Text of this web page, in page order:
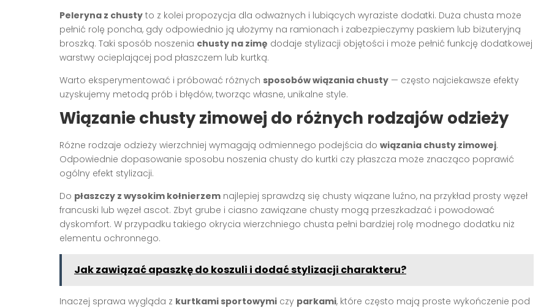
Peleryna z chusty to z kolei propozycja dla odważnych i lubiących wyraziste dodatki. Duża chusta może
pełnić rolę poncha, gdy odpowiednio ją ułożymy na ramionach i zabezpieczymy paskiem lub biżuteryjną
broszką. Taki sposób noszenia chusty na zimę dodaje stylizacji objętości i może pełnić funkcję dodatkowej
warstwy ocieplającej pod płaszczem lub kurtką.
Warto eksperymentować i próbować różnych sposobów wiązania chusty — często najciekawsze efekty
uzyskujemy metodą prób i błędów, tworząc własne, unikalne style.
Wiązanie chusty zimowej do różnych rodzajów odzieży
Różne rodzaje odzieży wierzchniej wymagają odmiennego podejścia do wiązania chusty zimowej.
Odpowiednie dopasowanie sposobu noszenia chusty do kurtki czy płaszcza może znacząco poprawić
ogólny efekt stylizacji.
Do płaszczy z wysokim kołnierzem najlepiej sprawdzą się chusty wiązane luźno, na przykład prosty węzeł
francuski lub węzeł ascot. Zbyt grube i ciasno zawiązane chusty mogą przeszkadzać i powodować
dyskomfort. W przypadku takiego okrycia wierzchniego chusta pełni bardziej rolę modnego dodatku niż
elementu ochronnego.
Jak zawiązać apaszkę do koszuli i dodać stylizacji charakteru?
Inaczej sprawa wygląda z kurtkami sportowymi czy parkami, które często mają proste wykończenie pod